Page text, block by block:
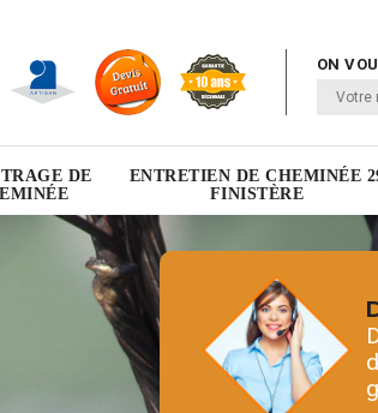
ON
DE
ENTRETIEN DE CHEMINÉE
FINISTÈRE